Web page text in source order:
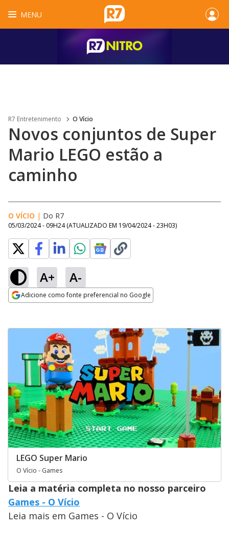
MENU
R7 Entretenimento O Vício
Novos conjuntos de Super
Mario LEGO estão a
caminho
O VÍCIO | Do R7
05/03/2024 - 09H24 (ATUALIZADO EM 19/04/2024 - 23H03)
A+ A-
Adicione como fonte preferencial no Google
LEGO Super Mario
O Vício - Games
Leia a matéria completa no nosso parceiro
Games - O Vício
Leia mais em Games - O Vício